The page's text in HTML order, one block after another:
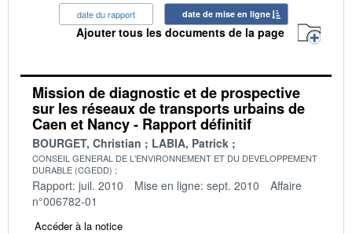
date du rapport date de mise en ligne
Ajouter tous les documents de la page
Mission de diagnostic et de prospective
sur les réseaux de transports urbains de
Caen et Nancy - Rapport définitif
BOURGET, Christian LABIA, Patrick
CONSEIL GENERAL DE L'ENVIRONNEMENT ET DU DEVELOPPEMENT
DURABLE (CGEDD)
Rapport: juil. 2010 Mise en ligne: sept. 2010
Affaire
n°006782-01
Accéder à la notice